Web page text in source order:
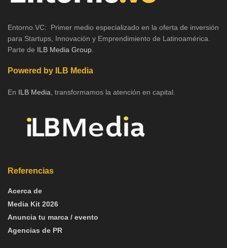
Entorno.VC: Primer medio especializado en la oferta de inversión
para Startups, Innovación y Emprendimiento de Latinoamérica.
Parte de ILB Media Group.
Powered by ILB Media
En ILB Media, transformamos la atención en capital.
Referencias
Acerca de
Media Kit 2026
Anuncia tu marca / evento
Agencias de PR